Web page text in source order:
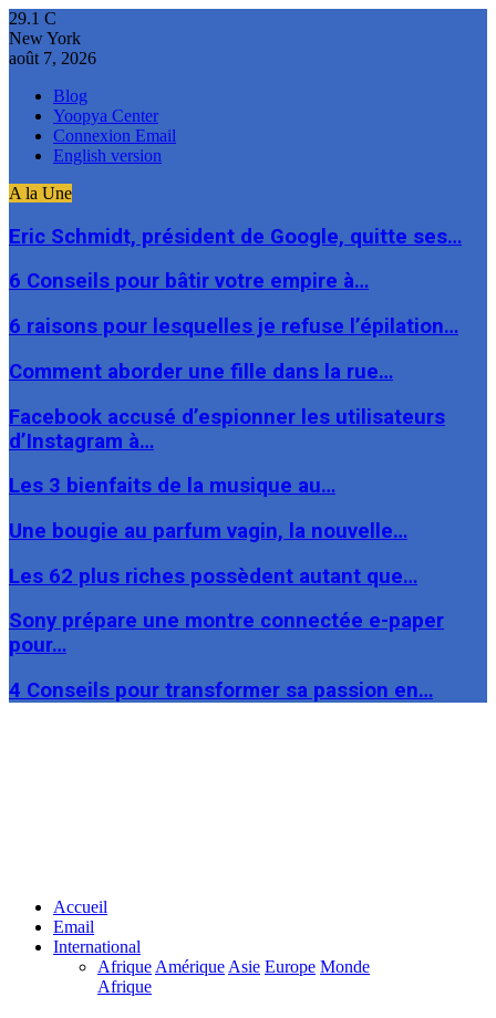
29.1 C
New York
août 7, 2026
Blog
Yoopya Center
Connexion Email
English version
A la Une
Eric Schmidt, président de Google, quitte ses…
6 Conseils pour bâtir votre empire à…
6 raisons pour lesquelles je refuse l’épilation…
Comment aborder une fille dans la rue…
Facebook accusé d’espionner les utilisateurs
d’Instagram à…
Les 3 bienfaits de la musique au…
Une bougie au parfum vagin, la nouvelle…
Les 62 plus riches possèdent autant que…
Sony prépare une montre connectée e-paper
pour…
4 Conseils pour transformer sa passion en…
Accueil
Email
International
Afrique Amérique Asie Europe Monde
Afrique